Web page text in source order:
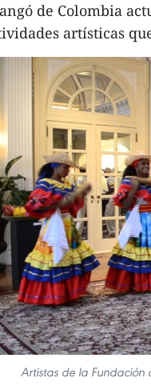
de Colombia
artísticas
Artistas de la